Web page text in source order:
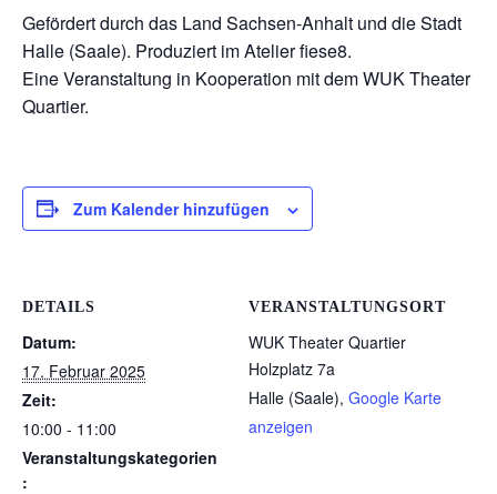
Gefördert durch das Land Sachsen-Anhalt und die Stadt
Halle (Saale). Produziert im Atelier fiese8.
Eine Veranstaltung in Kooperation mit dem WUK Theater
Quartier.
Zum Kalender hinzufügen
DETAILS
Datum:
17. Februar 2025
Zeit:
10:00 - 11:00
Veranstaltungskategorien
:
VERANSTALTUNGSORT
WUK Theater Quartier
Holzplatz 7a
Halle (Saale), Google Karte
anzeigen